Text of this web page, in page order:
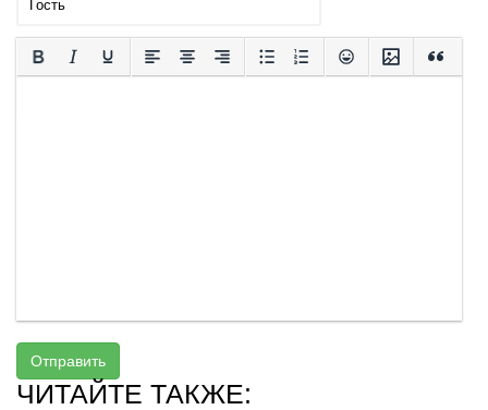
Отправить
ЧИТАЙТЕ ТАКЖЕ: